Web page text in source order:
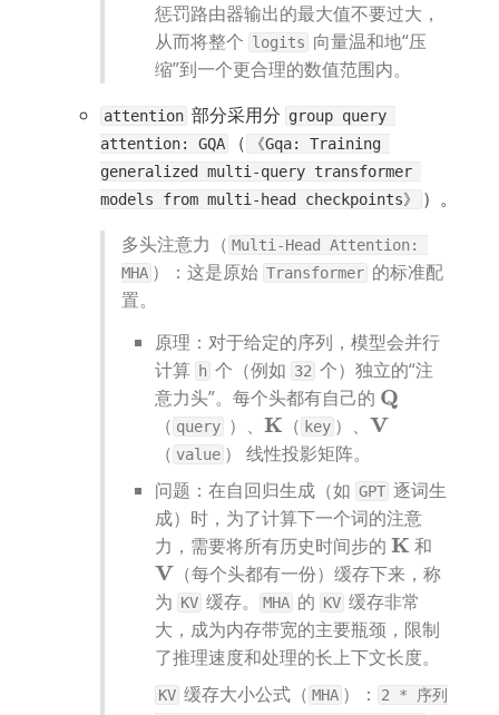
惩罚路由器输出的最大值不要过大，
从而将整个 logits 向量温和地“压
缩”到一个更合理的数值范围内。
attention 部分采用分 group query
attention: GQA
（
《Gqa: Training
generalized multi-query transformer
models from multi-head checkpoints》
）。
多头注意力（ Multi-Head Attention:
MHA ）：这是原始 Transformer 的标准配
置。
原理：对于给定的序列，模型会并行
计算 h 个（例如 32 个）独立的“注
意力头”。每个头都有自己的 Q
（ query ）、 K （ key ）、V
（ value ） 线性投影矩阵。
问题：在自回归生成（如 GPT 逐词生
成）时，为了计算下一个词的注意
力，需要将所有历史时间步的 K 和
V （每个头都有一份）缓存下来，称
为 KV 缓存。 MHA 的 KV 缓存非常
大，成为内存带宽的主要瓶颈，限制
了推理速度和处理的长上下文长度。
KV 缓存大小公式（ MHA ）：
2 * 序列